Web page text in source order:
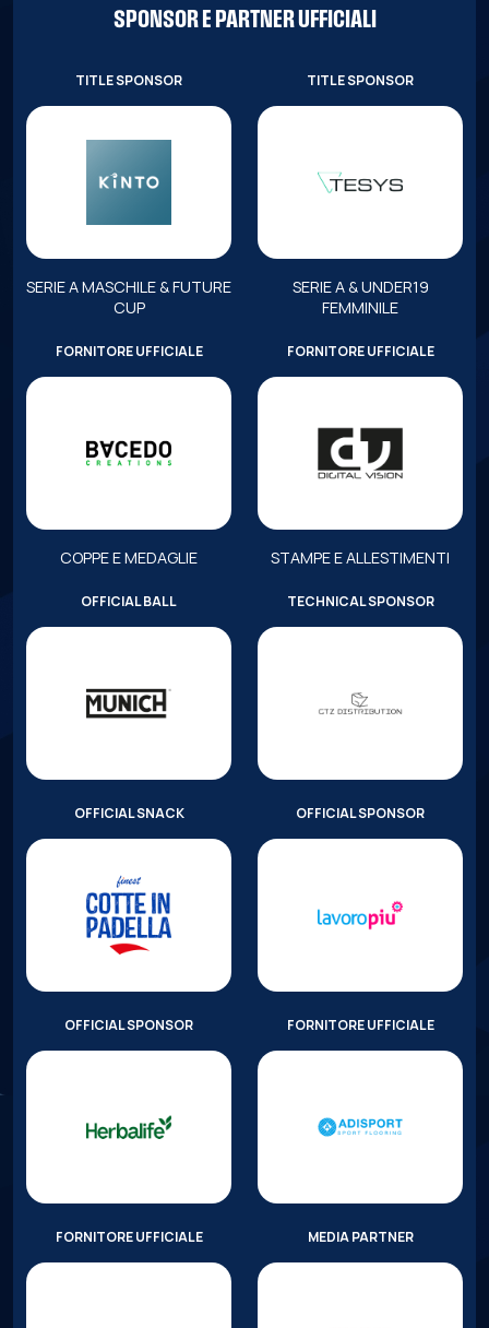
SPONSOR E PARTNER UFFICIALI
TITLE SPONSOR
SERIE A MASCHILE & FUTURE
CUP
TITLE SPONSOR
SERIE A & UNDER19
FEMMINILE
FORNITORE UFFICIALE
COPPE E MEDAGLIE
FORNITORE UFFICIALE
STAMPE E ALLESTIMENTI
OFFICIAL BALL TECHNICAL SPONSOR
OFFICIAL SNACK OFFICIAL SPONSOR
OFFICIAL SPONSOR FORNITORE UFFICIALE
FORNITORE UFFICIALE MEDIA PARTNER